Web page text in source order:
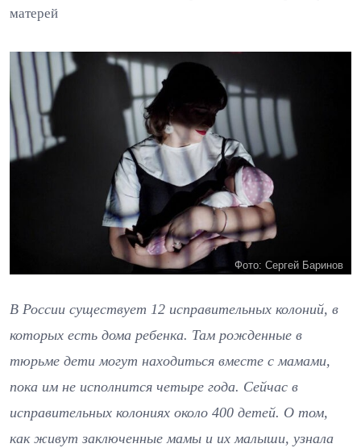
матерей
Фото: Сергей Баринов
В России существует 12 исправительных колоний, в
которых есть дома ребенка. Там рожденные в
тюрьме дети могут находиться вместе с мамами,
пока им не исполнится четыре года. Сейчас в
исправительных колониях около 400 детей. О том,
как живут заключенные мамы и их малыши, узнала